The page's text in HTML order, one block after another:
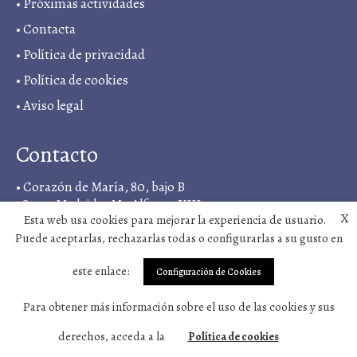
•Contacta
• Política de privacidad
• Política de cookies
•Aviso legal
Contacto
• Corazón de María, 80, bajo B
28022, Madrid, <M> Alfonso XIII
• +34 919 03 11 18
sintergetica@vivosano.org
Síguenos en
X
Esta web usa cookies para mejorar la experiencia de usuario.
Puede aceptarlas, rechazarlas todas o configurarlas a su gusto en
este enlace: Configuración de Cookies
Para obtener más información sobre el uso de las cookies y sus
derechos, acceda a la
Política de cookies